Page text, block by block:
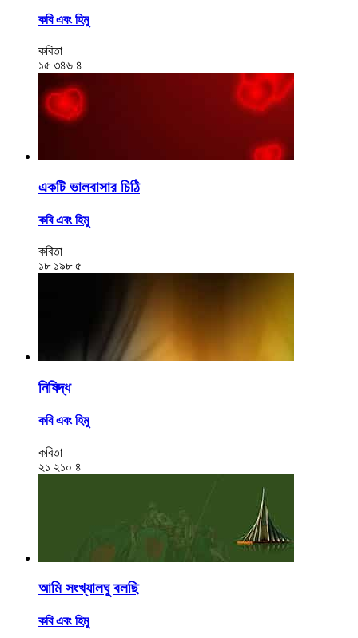
কবি এবং হিমু
কবিতা
১৫ ৩৪৬ ৪
একটি ভালবাসার চিঠি
কবি এবং হিমু
কবিতা
১৮ ১৯৮ ৫
নিষিদ্ধ
কবি এবং হিমু
কবিতা
২১ ২১০ ৪
আমি সংখ্যালঘু বলছি
কবি এবং হিমু